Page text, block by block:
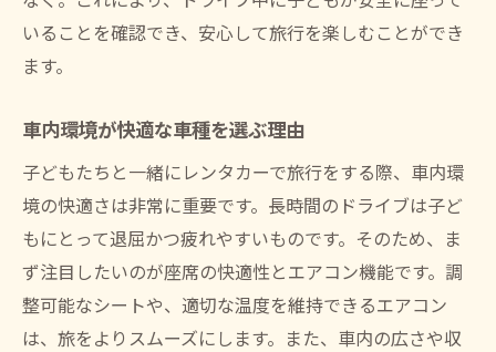
基本補償の内容とその限界
車両損害補償の重要性
保険契約時の注意点
事故時の手続きと保険の適用
家族旅行に最適なレンタカープランの見つけ方
長期利用にお得なプランの探し方
季節やイベントに合わせた選択
いることを確認でき、安心して旅行を楽しむことができ
ます。
車内環境が快適な車種を選ぶ理由
子どもたちと一緒にレンタカーで旅行をする際、車内環
境の快適さは非常に重要です。長時間のドライブは子ど
もにとって退屈かつ疲れやすいものです。そのため、ま
ず注目したいのが座席の快適性とエアコン機能です。調
整可能なシートや、適切な温度を維持できるエアコン
は、旅をよりスムーズにします。また、車内の広さや収